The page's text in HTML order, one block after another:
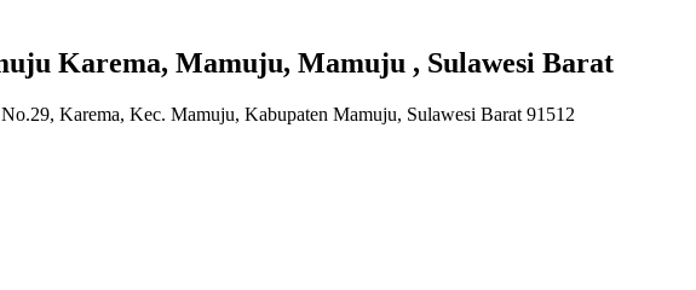
Karema, Mamuju, Mamuju , Sulawesi Barat
Karema, Kec. Mamuju, Kabupaten Mamuju, Sulawesi Barat 91512